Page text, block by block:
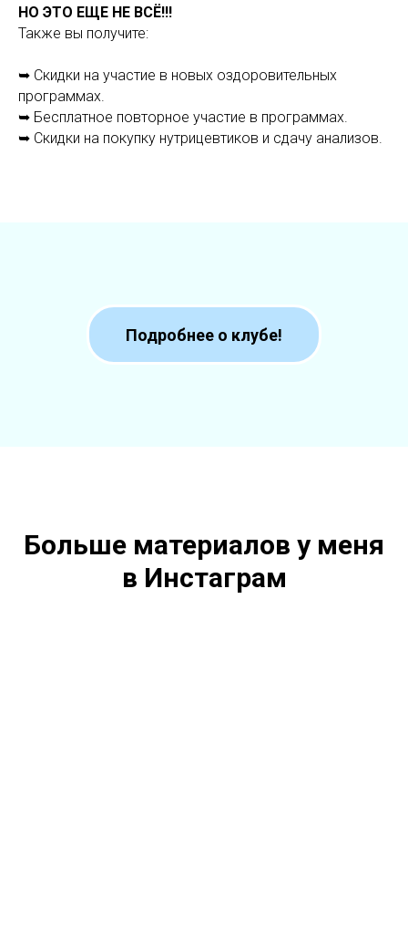
НО ЭТО ЕЩЕ НЕ ВСЁ!!!
Также вы получите:
➥ Скидки на участие в новых оздоровительных
программах.
➥ Бесплатное повторное участие в программах.
➥ Скидки на покупку нутрицевтиков и сдачу анализов.
Подробнее о клубе!
Больше материалов у меня
в Инстаграм